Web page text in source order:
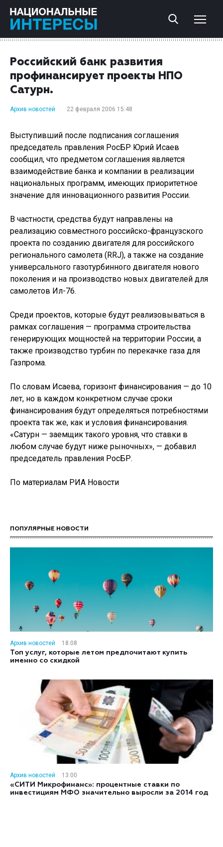
Российский банк развития
профинансирует проекты НПО
Сатурн.
Архив новостей 22 февраля 2006 15:48
Выступивший после подписания соглашения
председатель правления РосБР Юрий Исаев
сообщил, что предметом соглашения является
взаимодействие банка и компании в реализации
национальных программ, имеющих приоритетное
значение для инновационного развития России.
В частности, средства будут направлены на
реализацию совместного российско-французского
проекта по созданию двигателя для российского
регионального самолета (RRJ), а также на создание
универсального газотурбинного двигателя нового
поколения и на производство новых двигателей для
самолетов Ил-76.
Среди проектов, которые будут реализовываться в
рамках соглашения — программа строительства
генерирующих мощностей на территории России, а
также производство турбин по перекачке газа для
Газпрома.
По словам Исаева, горизонт финансирования — до 10
лет, но в каждом конкретном случае сроки
финансирования будут определяться потребностями
проекта так же, как и условия финансирования.
«Сатурн — заемщик такого уровня, что ставки в
любом случае будут ниже рыночных», — добавил
председатель правления РосБР.
По материалам РИА Новости
ПОПУЛЯРНЫЕ НОВОСТИ
Архив новостей
18:08
Топ услуг, которые летом предпочитают купить
именно со скидкой
Архив новостей
13:00
«СИТИ Микрофинанс»: процентные ставки по
инвестициям МФО значительно выросли за 2014 год